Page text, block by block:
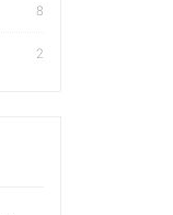
8
2